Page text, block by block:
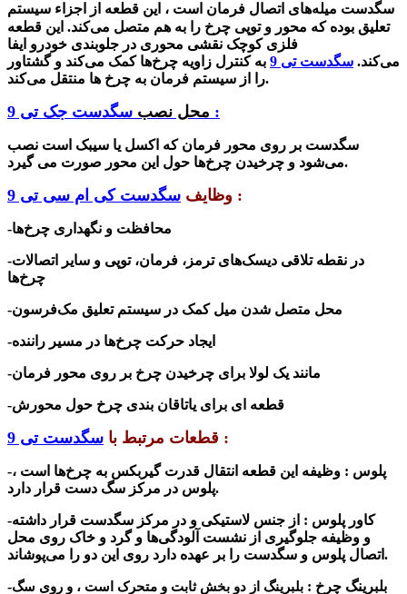
سگدست میله‌های اتصال فر مان است ، این قطعه از اجزاء سیستم
تعلیق بوده که محور و توپی چرخ را به هم متصل می‌کند. ا ین قطعه‌
فلزی کوچک نقشی محوری در جلوبندی خودرو ایفا
می‌کند. سگدست تی 9
به کنترل زاویه چرخ‌ها کمک می‌کند و گشتاور
را از سیستم فرمان به چرخ ها منتقل می‌کند.
محل نصب سگدست جک تی 9 :
سگدست بر روی محور فرمان که اکسل یا سیبک است نصب
می‌شود و چرخیدن چرخ‌ها حول این محور صورت می گیرد.
وظایف سگدست کی ام سی تی 9 :
-محافظت و نگهداری چرخ‌ها
-در نقطه‌ تلاقی دیسک‌های ترمز، فرمان، توپی و سایر اتصالات
چرخ‌ها
-محل متصل شدن میل کمک در سیستم تعلیق مک‌فرسون
-ایجاد حرکت چرخ‌ها در مسیر راننده
-مانند یک لولا برای چرخیدن چرخ بر روی محور فرمان
-قطعه ای برای یاتاقان بندی چرخ حول محورش
قطعات مرتبط با سگدست تی 9 :
-پلوس : وظیفه‌ این قطعه انتقال قدرت گیربکس به چرخ‌ها است ،
پلوس در مرکز سگ دست قرار دارد.
-کاور پلوس : از جنس لاستیکی و در مرکز سگدست قرار داشته
و وظیفه‌ جلوگیری از نشست آلودگی‌ها و گرد و خاک روی محل
اتصال پلوس و سگدست را بر عهده دارد روی این دو را می‌پوشاند.
-بلبرینگ چرخ : بلبرینگ از دو بخش ثابت و متحرک است ، و روی سگ